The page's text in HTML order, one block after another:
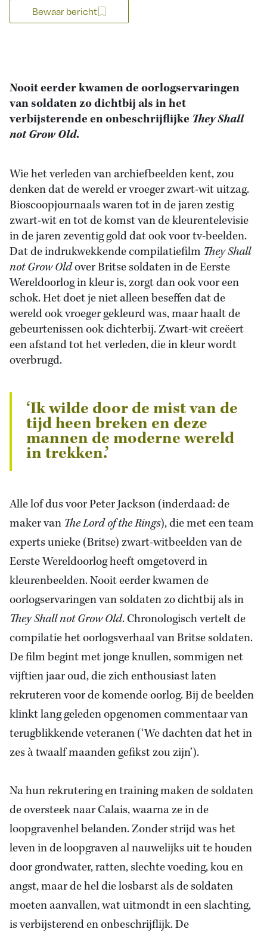
Bewaar bericht
Nooit eerder kwamen de oorlogservaringen
van soldaten zo dichtbij als in het
verbijsterende en onbeschrijflijke They Shall
not Grow Old.
Wie het verleden van archiefbeelden kent, zou
denken dat de wereld er vroeger zwart-wit uitzag.
Bioscoopjournaals waren tot in de jaren zestig
zwart-wit en tot de komst van de kleurentelevisie
in de jaren zeventig gold dat ook voor tv-beelden.
Dat de indrukwekkende compilatiefilm They Shall
not Grow Oldover Britse soldaten in de Eerste
Wereldoorlog in kleur is, zorgt dan ook voor een
schok. Het doet je niet alleen beseffen dat de
wereld ook vroeger gekleurd was, maar haalt de
gebeurtenissen ook dichterbij. Zwart-wit creëert
een afstand tot het verleden, die in kleur wordt
overbrugd.
‘Ik wilde door de mist van de
tijd heen breken en deze
mannen de moderne wereld
in trekken.’
Alle lof dus voor Peter Jackson (inderdaad: de
maker van The Lord of the Rings), die met een team
experts unieke (Britse) zwart-witbeelden van de
Eerste Wereldoorlog heeft omgetoverd in
kleurenbeelden. Nooit eerder kwamen de
oorlogservaringen van soldaten zo dichtbij als in
They Shall not Grow Old. Chronologisch vertelt de
compilatie het oorlogsverhaal van Britse soldaten.
De film begint met jonge knullen, sommigen net
vijftien jaar oud, die zich enthousiast laten
rekruteren voor de komende oorlog. Bij de beelden
klinkt lang geleden opgenomen commentaar van
terugblikkende veteranen (‘We dachten dat het in
zes à twaalf maanden gefikst zou zijn’).
Na hun rekrutering en training maken de soldaten
de oversteek naar Calais, waarna ze in de
loopgravenhel belanden. Zonder strijd was het
leven in de loopgraven al nauwelijks uit te houden
door grondwater, ratten, slechte voeding, kou en
angst, maar de hel die losbarst als de soldaten
moeten aanvallen, wat uitmondt in een slachting,
is verbijsterend en onbeschrijflijk. De